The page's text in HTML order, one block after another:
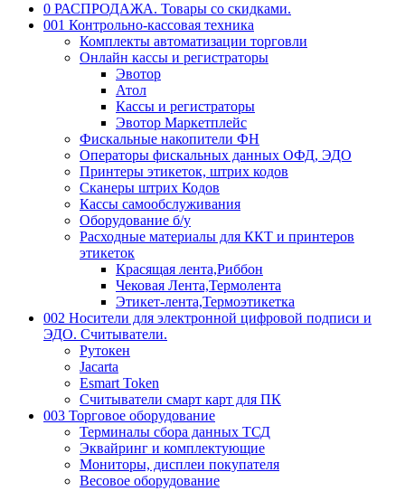
0 РАСПРОДАЖА. Товары со скидками.
001 Контрольно-кассовая техника
Комплекты автоматизации торговли
Онлайн кассы и регистраторы
Эвотор
Атол
Кассы и регистраторы
Эвотор Маркетплейс
Фискальные накопители ФН
Операторы фискальных данных ОФД, ЭДО
Принтеры этикеток, штрих кодов
Сканеры штрих Кодов
Кассы самообслуживания
Оборудование б/у
Расходные материалы для ККТ и принтеров
этикеток
Красящая лента,Риббон
Чековая Лента,Термолента
Этикет-лента,Термоэтикетка
002 Носители для электронной цифровой подписи и
ЭДО. Считыватели.
Рутокен
Jacarta
Esmart Token
Считыватели смарт карт для ПК
003 Торговое оборудование
Терминалы сбора данных ТСД
Эквайринг и комплектующие
Мониторы, дисплеи покупателя
Весовое оборудование